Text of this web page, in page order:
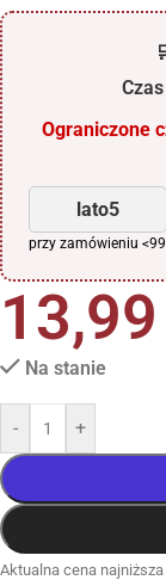
Ograniczone
lato5
przy zamówieniu
13,99
Na stanie
- +
Aktualna cena